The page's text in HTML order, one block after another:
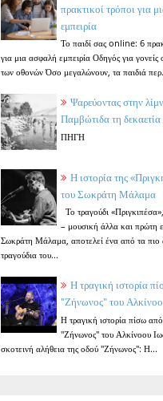
πρακτικοί τρόποι για
εμπειρία
Το παιδί σας online: 6
για μια ασφαλή εμπειρία Οδηγός για γονείς
των οθονών Όσο μεγαλώνουν, τα παιδιά
Ψαρεύοντας στην
Παμβώτιδα τη
ΠΗΓΗ
Η ιστορία της
του Σωκράτη Μάλαμα
Το τραγούδι
– μουσική άλλα και πρώτη
Σωκράτη Μάλαμα, αποτελεί ένα από τα πιο
τραγούδια του...
Η τραγική ιστορία
"Ζήνωνος" του
Η τραγική ιστορία πίσω
"Ζήνωνος" του Αλκίνοου
σκοτεινή αλήθεια της οδού "Ζήνωνος": Η...